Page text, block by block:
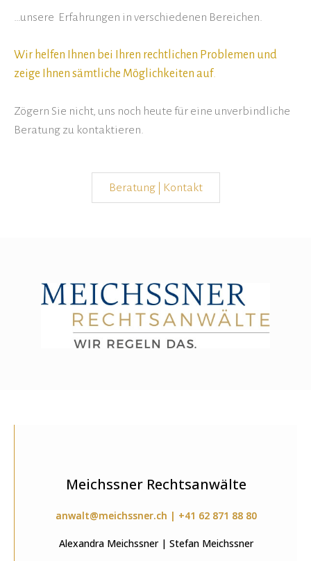
…unsere Erfahrungen in verschiedenen Bereichen.
Wir helfen Ihnen bei Ihren rechtlichen Problemen und
zeige Ihnen sämtliche Möglichkeiten auf.
Zögern Sie nicht, uns noch heute für eine unverbindliche
Beratung zu kontaktieren.
Beratung | Kontakt
Meichssner Rechtsanwälte
anwalt@meichssner.ch | +41 62 871 88 80
Alexandra Meichssner | Stefan Meichssner